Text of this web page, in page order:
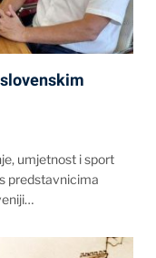
umjetnost i sport
predstavnicima